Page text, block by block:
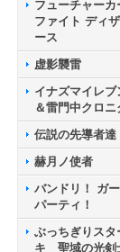
フューチャーカ
ファイト ディ
ース
虚影襲雷
イナズマイレブ
＆雷門中クロニ
伝説の先導者達
赫月ノ使者
バンドリ！ ガ
パーティ！
ぶっちぎりスタ
キ 聖域の光剣